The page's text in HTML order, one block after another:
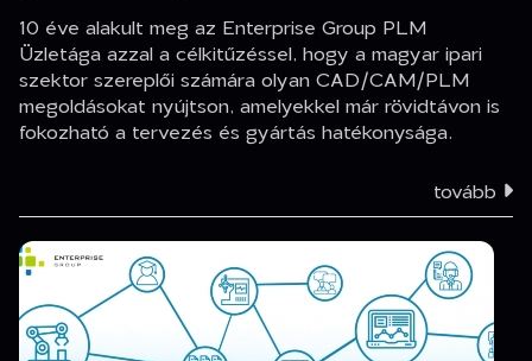
10 éve alakult meg az Enterprise Group PLM
Üzletága azzal a célkitűzéssel, hogy a magyar ipari
szektor szereplői számára olyan CAD/CAM/PLM
megoldásokat nyújtson, amelyekkel már rövidtávon is
fokozható a tervezés és gyártás hatékonysága.
tovább